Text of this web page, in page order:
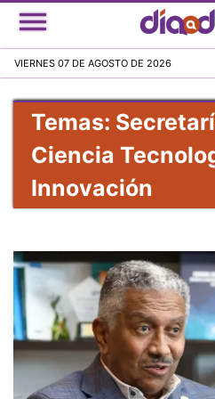
al
VIERNES 07 DE AGOSTO DE 2026
Temas:
Ciencia
Innovación